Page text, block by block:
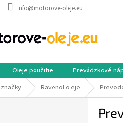
info@motorove-oleje.eu
Oleje použitie Prevádzkové
Ravenol oleje